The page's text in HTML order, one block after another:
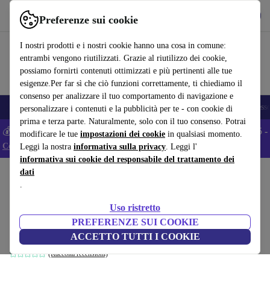
Preferenze sui cookie
I nostri prodotti e i nostri cookie hanno una cosa in comune:
entrambi vengono riutilizzati. Grazie al riutilizzo dei cookie,
possiamo fornirti contenuti ottimizzati e più pertinenti alle tue
esigenze.Per far sì che ciò funzioni correttamente, ti chiediamo il
consenso per analizzare il tuo comportamento di navigazione e
personalizzare i contenuti e la pubblicità per te - con cookie di
prima e terza parte. Naturalmente, solo con il tuo consenso. Potrai
modificare le tue impostazioni dei cookie in qualsiasi momento.
Leggi la nostra informativa sulla privacy. Leggi l'
informativa sui cookie del responsabile del trattamento dei
dati
.
Uso ristretto
PREFERENZE SUI COOKIE
ACCETTO TUTTI I COOKIE
Usa refurbed in modo rapido e semplice
🎒 Back to school Smartphone Portatili Tablet Smartwatch
💰 Extra -5% su tutti gli smartphone Android - Codice: ANDROID5 -
Condizioni
Home
Frame mensola da parete con tavola Eiche
nero
nero
(Raccolta recensioni)